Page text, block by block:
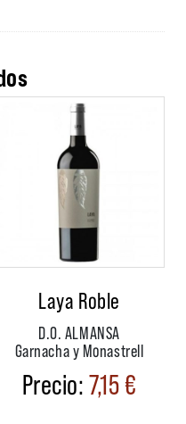
Laya Roble
D.O. ALMANSA
Garnacha y Monastrell
7,15€